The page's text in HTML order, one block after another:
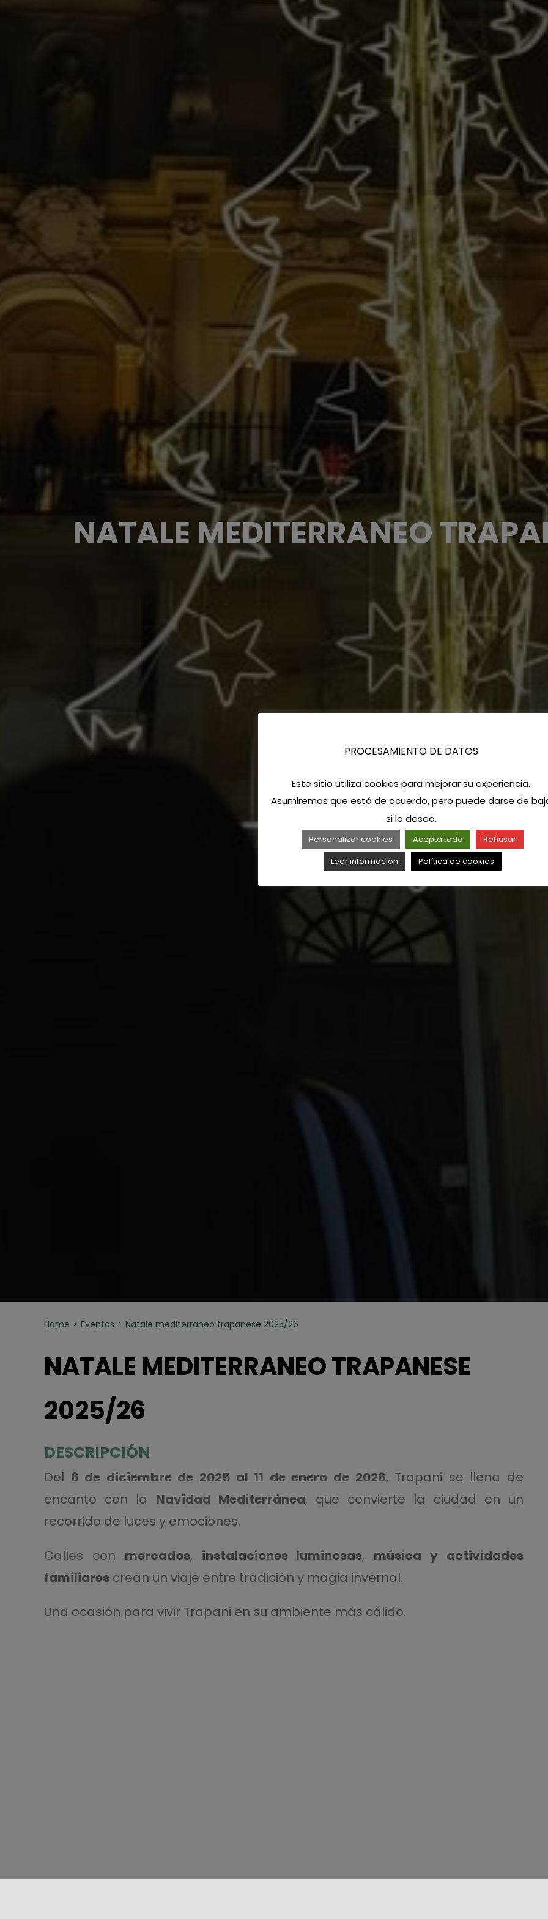
NATALE MEDITERRANEO
Home Eventos Natale mediterraneo trapanese 2025/26
NATALE MEDITERRANEO TRAPANESE
2025/26
DESCRIPCIÓN
Del 6 de diciembre de 2025 al 11 de enero de 2026, Trapani se llena de
encanto con la Navidad Mediterránea, que convierte la ciudad en un
recorrido de luces y emociones.
Calles con mercados, instalaciones luminosas, música y actividades
familiarescrean un viaje entre tradición y magia invernal.
Una ocasión para vivir Trapani en su ambiente más cálido.
PROCESAMIENTO DE DATOS
Este sitio utiliza cookies para mejorar su experiencia.
Asumiremos que está de acuerdo, pero puede darse de
si lo desea.
Personalizar cookies Acepta todo
Rehusar
Leer información
Política de cookies